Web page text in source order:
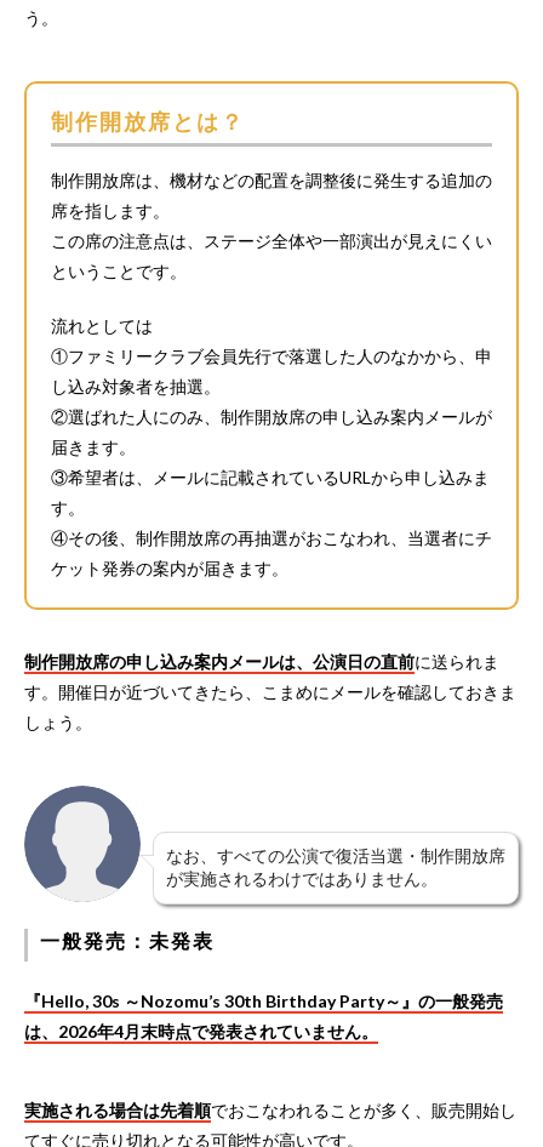
う。
制作開放席とは？
制作開放席は、機材などの配置を調整後に発生する追加の
席を指します。
この席の注意点は、ステージ全体や一部演出が見えにくい
ということです。
流れとしては
①ファミリークラブ会員先行で落選した人のなかから、申
し込み対象者を抽選。
②選ばれた人にのみ、制作開放席の申し込み案内メールが
届きます。
③希望者は、メールに記載されているURLから申し込みま
す。
④その後、制作開放席の再抽選がおこなわれ、当選者にチ
ケット発券の案内が届きます。
制作開放席の申し込み案内メールは、公演日の直前に送られま
す。開催日が近づいてきたら、こまめにメールを確認しておきま
しょう。
なお、すべての公演で復活当選・制作開放席
が実施されるわけではありません。
一般発売：未発表
『Hello, 30s ～Nozomu’s 30th Birthday Party～』の一般発売
は、2026年4月末時点で発表されていません。
実施される場合は先着順でおこなわれることが多く、販売開始し
てすぐに売り切れとなる可能性が高いです。